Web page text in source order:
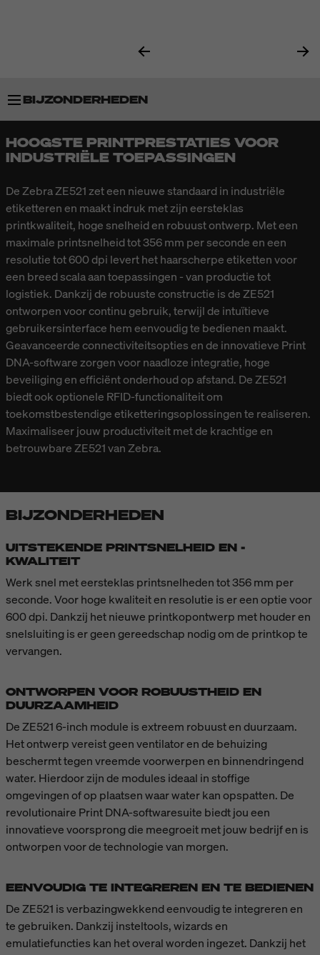
BIJZONDERHEDEN
TECHNISCHE GEGEVENS
HOOGSTE PRINTPRESTATIES VOOR
INDUSTRIËLE TOEPASSINGEN
De Zebra ZE521 zet een nieuwe standaard in industriële
etiketteren en maakt indruk met zijn eersteklas
printkwaliteit, hoge snelheid en robuust ontwerp. Met een
maximale printsnelheid tot 356 mm per seconde en een
resolutie tot 600 dpi levert het haarscherpe etiketten voor
een breed scala aan toepassingen - van productie tot
logistiek. Dankzij de robuuste constructie is de ZE521
ontworpen voor continu gebruik, terwijl de intuïtieve
gebruikersinterface hem eenvoudig te bedienen maakt.
Geavanceerde connectiviteitsopties en de innovatieve Print
DNA-software zorgen voor naadloze integratie, hoge
beveiliging en efficiënt onderhoud op afstand. De ZE521
biedt ook optionele RFID-functionaliteit om
toekomstbestendige etiketteringsoplossingen te realiseren.
Maximaliseer jouw productiviteit met de krachtige en
betrouwbare ZE521 van Zebra.
BIJZONDERHEDEN
UITSTEKENDE PRINTSNELHEID EN -
KWALITEIT
Werk snel met eersteklas printsnelheden tot 356 mm per
seconde. Voor hoge kwaliteit en resolutie is er een optie voor
600 dpi. Dankzij het nieuwe printkopontwerp met houder en
snelsluiting is er geen gereedschap nodig om de printkop te
vervangen.
ONTWORPEN VOOR ROBUUSTHEID EN
DUURZAAMHEID
De ZE521 6-inch module is extreem robuust en duurzaam.
Het ontwerp vereist geen ventilator en de behuizing
beschermt tegen vreemde voorwerpen en binnendringend
water. Hierdoor zijn de modules ideaal in stoffige
omgevingen of op plaatsen waar water kan opspatten. De
revolutionaire Print DNA-softwaresuite biedt jou een
innovatieve voorsprong die meegroeit met jouw bedrijf en is
ontworpen voor de technologie van morgen.
EENVOUDIG TE INTEGREREN EN TE BEDIENEN
De ZE521 is verbazingwekkend eenvoudig te integreren en
te gebruiken. Dankzij insteltools, wizards en
emulatiefuncties kan het overal worden ingezet. Dankzij het